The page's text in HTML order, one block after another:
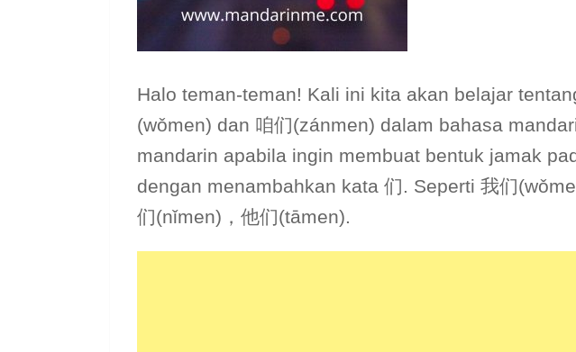
Halo teman-teman! Kali ini kita akan belajar
(wǒmen) dan 咱们(zánmen) dalam bahasa
mandarin apabila ingin membuat bentuk jamak
dengan menambahkan kata 们. Seperti 我们
们(nǐmen)，他们(tāmen).